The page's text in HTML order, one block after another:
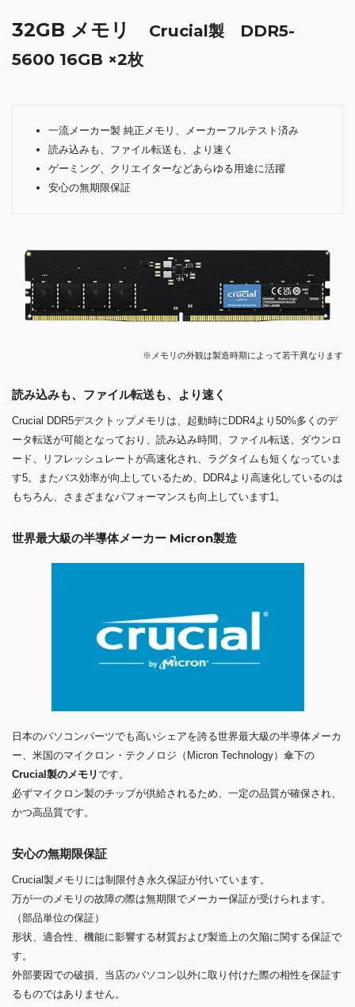
32GB メモリ
Crucial製 DDR5-
5600 16GB ×2枚
一流メーカー製 純正メモリ、メーカーフルテスト済み
読み込みも、ファイル転送も、より速く
ゲーミング、クリエイターなどあらゆる用途に活躍
安心の無期限保証
※メモリの外観は製造時期によって若干異なります
読み込みも、ファイル転送も、より速く
Crucial DDR5デスクトップメモリは、起動時にDDR4より50%多くのデ
ータ転送が可能となっており、読み込み時間、ファイル転送、ダウンロ
ード、リフレッシュレートが高速化され、ラグタイムも短くなっていま
す5。またバス効率が向上しているため、DDR4より高速化しているのは
もちろん、さまざまなパフォーマンスも向上しています1。
世界最大級の半導体メーカー Micron製造
日本のパソコンパーツでも高いシェアを誇る世界最大級の半導体メーカ
ー、米国のマイクロン・テクノロジ（Micron Technology）傘下の
Crucial製のメモリです。
必ずマイクロン製のチップが供給されるため、一定の品質が確保され、
かつ高品質です。
安心の無期限保証
Crucial製メモリには制限付き永久保証が付いています。
万が一のメモリの故障の際は無期限でメーカー保証が受けられます。
（部品単位の保証）
形状、適合性、機能に影響する材質および製造上の欠陥に関する保証で
す。
外部要因での破損、当店のパソコン以外に取り付けた際の相性を保証す
るものではありません。